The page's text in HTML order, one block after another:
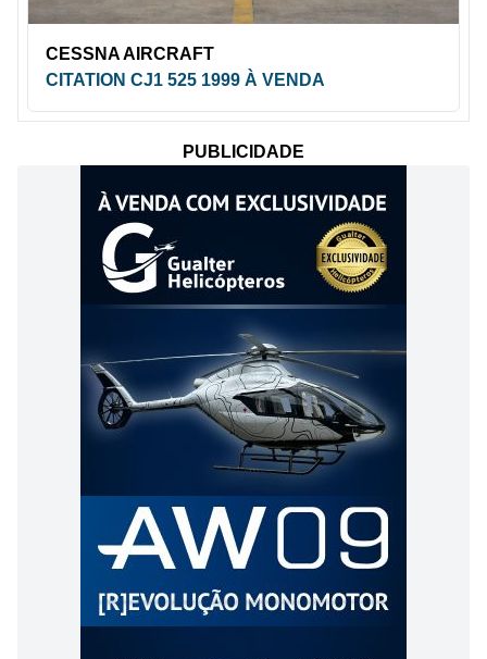
CESSNA AIRCRAFT
CITATION CJ1 525 1999 À VENDA
PUBLICIDADE